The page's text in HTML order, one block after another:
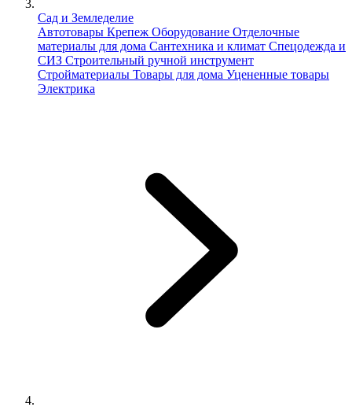
Сад и Земледелие
Автотовары Крепеж Оборудование Отделочные
материалы для дома Сантехника и климат Спецодежда и
СИЗ Строительный ручной инструмент
Стройматериалы Товары для дома Уцененные товары
Электрика